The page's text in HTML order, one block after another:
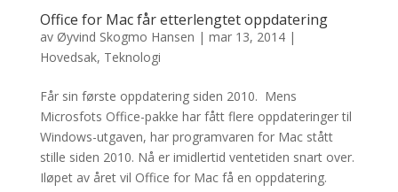
Office for Mac får etterlengtet oppdatering
av Øyvind Skogmo Hansen | mar 13, 2014|
Hovedsak, Teknologi
Får sin første oppdatering siden 2010. Mens
Microsfots Office-pakke har fått flere oppdateringer til
Windows-utgaven, har programvaren for Mac stått
stille siden 2010. Nå er imidlertid ventetiden snart over.
Iløpet av året vil Office for Mac få en oppdatering.